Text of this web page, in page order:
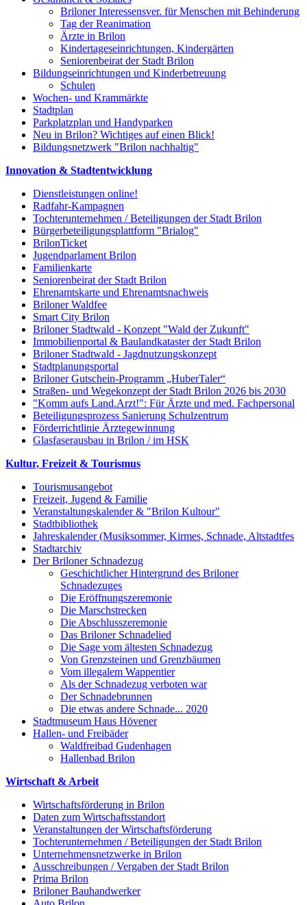
Briloner Interessensver. für Menschen mit Behinderung
Tag der Reanimation
Ärzte in Brilon
Kindertageseinrichtungen, Kindergärten
Seniorenbeirat der Stadt Brilon
Bildungseinrichtungen und Kinderbetreuung
Schulen
Wochen- und Krammärkte
Stadtplan
Parkplatzplan und Handyparken
Neu in Brilon? Wichtiges auf einen Blick!
Bildungsnetzwerk "Brilon nachhaltig"
Innovation & Stadtentwicklung
Dienstleistungen online!
Radfahr-Kampagnen
Tochterunternehmen / Beteiligungen der Stadt Brilon
Bürgerbeteiligungsplattform "Brialog"
BrilonTicket
Jugendparlament Brilon
Familienkarte
Seniorenbeirat der Stadt Brilon
Ehrenamtskarte und Ehrenamtsnachweis
Briloner Waldfee
Smart City Brilon
Briloner Stadtwald - Konzept "Wald der Zukunft"
Immobilienportal & Baulandkataster der Stadt Brilon
Briloner Stadtwald - Jagdnutzungskonzept
Stadtplanungsportal
Briloner Gutschein-Programm „HuberTaler“
Straßen- und Wegekonzept der Stadt Brilon 2026 bis 2030
"Komm aufs Land.Arzt!": Für Ärzte und med. Fachpersonal
Beteiligungsprozess Sanierung Schulzentrum
Förderrichtlinie Ärztegewinnung
Glasfaserausbau in Brilon / im HSK
Kultur, Freizeit & Tourismus
Tourismusangebot
Freizeit, Jugend & Familie
Veranstaltungskalender & "Brilon Kultour"
Stadtbibliothek
Jahreskalender (Musiksommer, Kirmes, Schnade, Altstadtfes
Stadtarchiv
Der Briloner Schnadezug
Geschichtlicher Hintergrund des Briloner
Schnadezuges
Die Eröffnungszeremonie
Die Marschstrecken
Die Abschlusszeremonie
Das Briloner Schnadelied
Die Sage vom ältesten Schnadezug
Von Grenzsteinen und Grenzbäumen
Vom illegalem Wappentier
Als der Schnadezug verboten war
Der Schnadebrunnen
Die etwas andere Schnade... 2020
Stadtmuseum Haus Hövener
Hallen- und Freibäder
Waldfreibad Gudenhagen
Hallenbad Brilon
Wirtschaft & Arbeit
Wirtschaftsförderung in Brilon
Daten zum Wirtschaftsstandort
Veranstaltungen der Wirtschaftsförderung
Tochterunternehmen / Beteiligungen der Stadt Brilon
Unternehmensnetzwerke in Brilon
Ausschreibungen / Vergaben der Stadt Brilon
Prima Brilon
Briloner Bauhandwerker